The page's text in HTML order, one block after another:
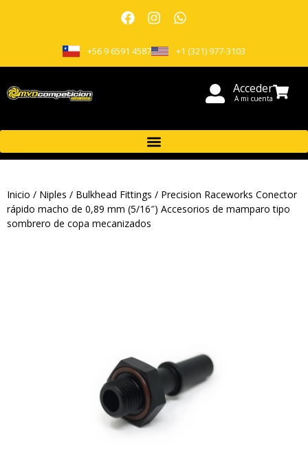
+56 9 6591 4587 +1 (321) 977-3103
Acceder
A mi cuenta
Inicio / Niples / Bulkhead Fittings / Precision Raceworks Conector
rápido macho de 0,89 mm (5/16″) Accesorios de mamparo tipo
sombrero de copa mecanizados